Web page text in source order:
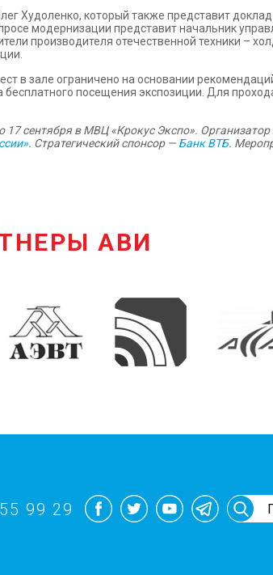
Худоленко, который также представит
модернизации представит начальник
производителя отечественной техники –
в зале ограничено на основании
посещения экспозиции. Для
17 сентября в МВЦ «Крокус Экспо».
. Стратегический спонсор —Банк ВТБ.
АВИ
99 29